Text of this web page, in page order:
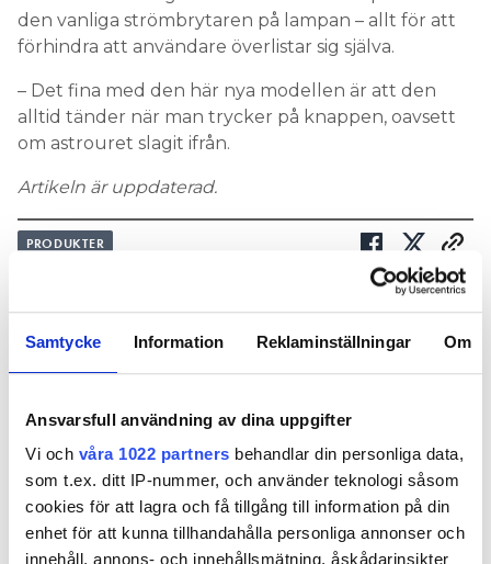
Samtycke Information Reklaminställningar Om
Ansvarsfull användning av dina uppgifter
Vi och våra 1022 partners behandlar din personliga data,
som t.ex. ditt IP-nummer, och använder teknologi såsom
cookies för att lagra och få tillgång till information på din
enhet för att kunna tillhandahålla personliga annonser och
innehåll, annons- och innehållsmätning, åskådarinsikter
den vanliga strömbrytaren på lampan – allt för att
förhindra att användare överlistar sig själva.
– Det fina med den här nya modellen är att den
alltid tänder när man trycker på knappen, oavsett
om astrouret slagit ifrån.
Artikeln är uppdaterad.
PRODUKTER
Nyhetsbrev